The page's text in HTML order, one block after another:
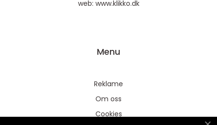
web: www.klikko.dk
Menu
Reklame
Om oss
Cookies